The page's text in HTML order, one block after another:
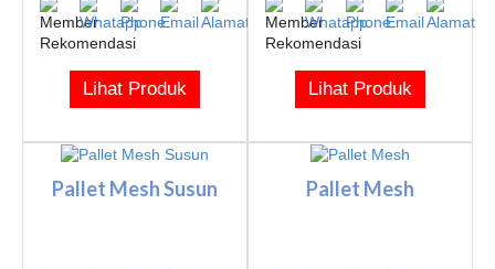
Lihat Produk Lihat Produk
Pallet Mesh Susun Pallet Mesh